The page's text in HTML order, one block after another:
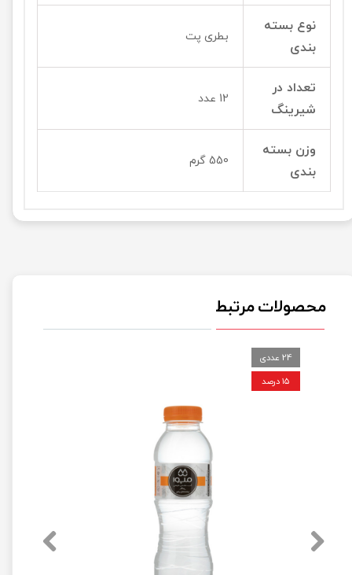
نوع بسته
بندی
بطری پت
تعداد در
شیرینگ
12 عدد
وزن بسته
بندی
550 گرم
محصولات مرتبط
24 عددی
۱۵ درصد